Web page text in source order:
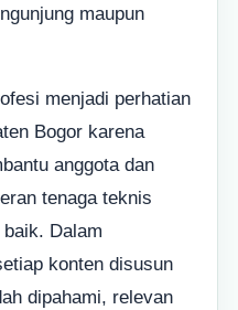
maupun
menjadi perhatian
Bogor karena
anggota dan
tenaga teknis
Dalam
konten disusun
dipahami, relevan